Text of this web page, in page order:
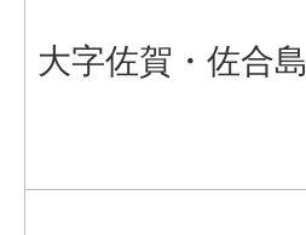
大字佐賀・佐合島